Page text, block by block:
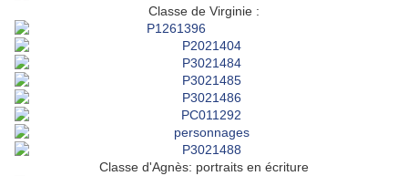
Classe de Virginie :
Classe d'Agnès: portraits en écriture